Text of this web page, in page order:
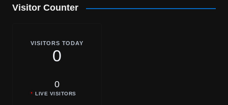
Visitor Counter
VISITORS TODAY
0
0
LIVE VISITORS